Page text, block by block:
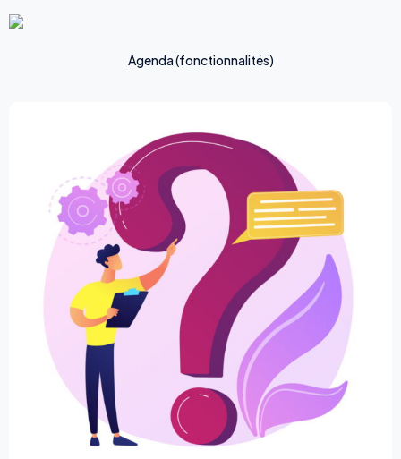
Agenda (fonctionnalités)